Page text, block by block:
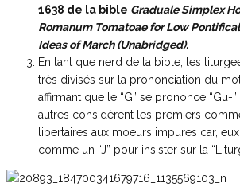
1638 de la bible Graduale Simplex
Romanum Tomatoae for Low
Ideas of March (Unabridged).
En tant que nerd de la bible, les
très divisés sur la prononciation du
affirmant que le “G” se prononce “Gu-
autres considèrent les premiers
libertaires aux moeurs impures car,
comme un “J” pour insister sur la